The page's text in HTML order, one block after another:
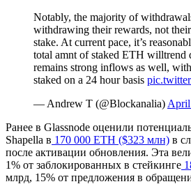
Notably, the majority of
withdrawing their rewards, not
stake. At current pace, it’s
total amnt of staked ETH willtrend
remains strong inflows as well,
staked on a 24 hour basis
— Andrew T (@Blockanalia) April
Ранее в Glassnode оценили
Shapella в 170 000 ETH ($323 млн) в
после активации обновления. Эта
1% от заблокированных в стейкинге
млрд, 15% от предложения в